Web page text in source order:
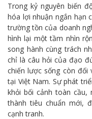
Trong kỷ nguyên biến
hóa lợi nhuận ngắn hạn
trường tồn của doanh
hình lại một tầm nhìn
song hành cùng trách
chỉ là câu hỏi của đạo
chiến lược sống còn đối
tại Việt Nam. Sự phát
khỏi bối cảnh toàn
thành tiêu chuẩn mới,
cạnh tranh.